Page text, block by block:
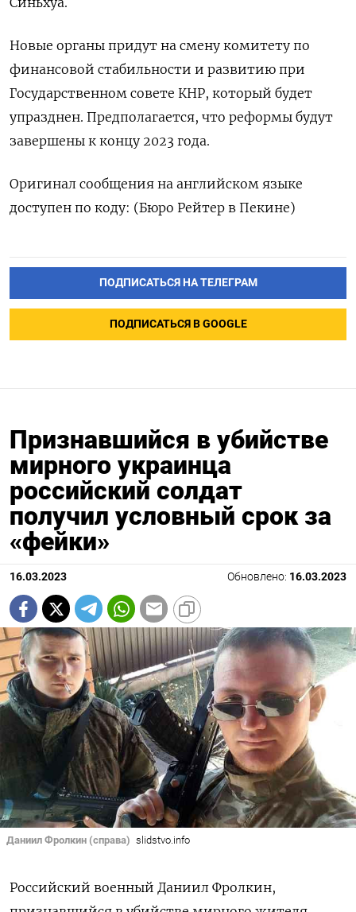
Новые органы придут на смену комитету по
финансовой стабильности и развитию при
Государственном совете КНР, который будет
упразднен. Предполагается, что реформы будут
завершены к концу 2023 года.
Оригинал сообщения на английском языке
доступен по коду: (Бюро Рейтер в Пекине)
ПОДПИСАТЬСЯ НА ТЕЛЕГРАМ
ПОДПИСАТЬСЯ В GOOGLE
Признавшийся в убийстве
мирного украинца
российский солдат
получил условный срок за
«фейки»
16.03.2023 Обновлено: 16.03.2023
Даниил Фролкин (справа) slidstvo.info
Российский военный Даниил Фролкин,